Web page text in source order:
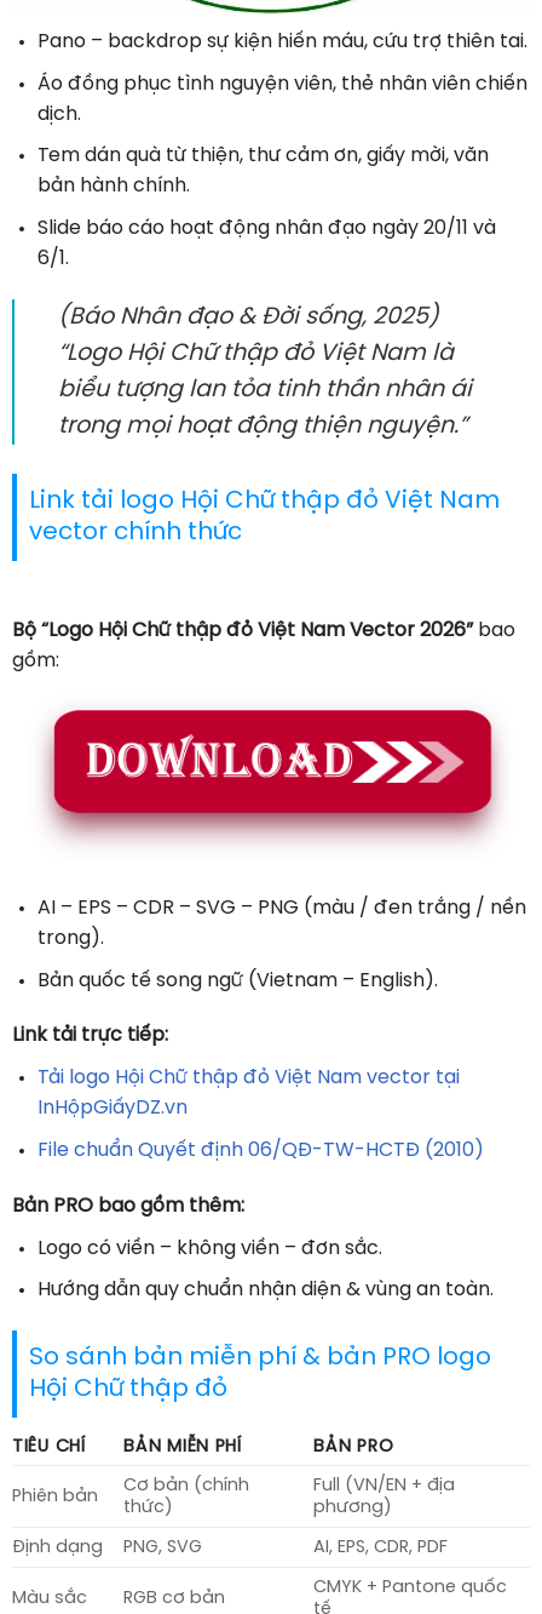
Pano – backdrop sự kiện hiến máu, cứu trợ thiên tai.
Áo đồng phục tình nguyện viên, thẻ nhân viên chiến
dịch.
Tem dán quà từ thiện, thư cảm ơn, giấy mời, văn
bản hành chính.
Slide báo cáo hoạt động nhân đạo ngày 20/11 và
6/1.
(Báo Nhân đạo & Đời sống, 2025)
“Logo Hội Chữ thập đỏ Việt Nam là
biểu tượng lan tỏa tinh thần nhân ái
trong mọi hoạt động thiện nguyện.”
Link tải logo Hội Chữ thập đỏ Việt Nam
vector chính thức
Bộ “Logo Hội Chữ thập đỏ Việt Nam Vector 2026”bao
gồm:
AI – EPS – CDR – SVG – PNG (màu / đen trắng / nền
trong).
Bản quốc tế song ngữ (Vietnam – English).
Link tải trực tiếp:
Tải logo Hội Chữ thập đỏ Việt Nam vector tại
InHộpGiấyDZ.vn
File chuẩn Quyết định 06/QĐ-TW-HCTĐ (2010)
Bản PRO bao gồm thêm:
Logo có viền – không viền – đơn sắc.
Hướng dẫn quy chuẩn nhận diện & vùng an toàn.
So sánh bản miễn phí & bản PRO logo
Hội Chữ thập đỏ
TIÊU CHÍ BẢN MIỄN PHÍ BẢN PRO
Phiên bản
Cơ bản (chính
thức)
Full (VN/EN + địa
phương)
Định dạng PNG, SVG AI, EPS, CDR, PDF
Màu sắc RGB cơ bản
CMYK + Pantone quốc
tế